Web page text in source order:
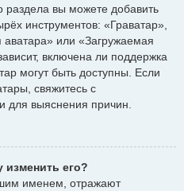
раздела вы можете добавить
инструментов: «Граватар»,
или «Загружаемая
включена ли поддержка
могут быть доступны. Если
свяжитесь с
для выяснения причин.
изменить его?
именем, отражают